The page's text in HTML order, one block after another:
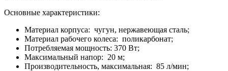
Основные характеристики:
Материал корпуса: чугун, нержавеющая сталь;
Материал рабочего колеса: поликарбонат;
Потребляемая мощность: 370 Вт;
Максимальный напор: 20 м;
Производительность, максимальная: 85 л/мин;